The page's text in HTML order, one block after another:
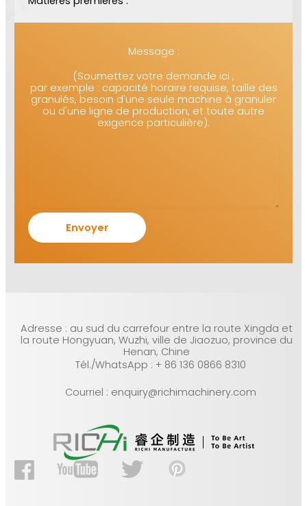
Message :
(Soumettez votre demande ici ,
par exemple : capacité horaire requise, taille des
granulés, besoin d'une seule machine à granuler
ou d'une ligne de production, et toute autre
exigence particulière).
Adresse : au sud du carrefour entre la route Xingda et
la route Hongyuan, Wuzhi, ville de Jiaozuo, province du
Henan, Chine
Tél./WhatsApp : + 86 136 0866 8310
Courriel : enquiry@richimachinery.com